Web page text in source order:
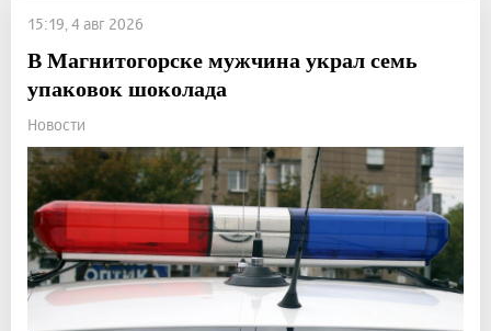
15:19, 4 авг 2026
В Магнитогорске мужчина украл семь
упаковок шоколада
Новости